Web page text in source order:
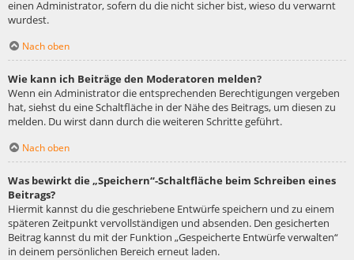
einen Administrator, sofern du die nicht sicher bist, wieso du verwarnt
wurdest.
Nach oben
Wie kann ich Beiträge den Moderatoren melden?
Wenn ein Administrator die entsprechenden Berechtigungen vergeben
hat, siehst du eine Schaltfläche in der Nähe des Beitrags, um diesen zu
melden. Du wirst dann durch die weiteren Schritte geführt.
Nach oben
Was bewirkt die „Speichern“-Schaltfläche beim Schreiben eines
Beitrags?
Hiermit kannst du die geschriebene Entwürfe speichern und zu einem
späteren Zeitpunkt vervollständigen und absenden. Den gesicherten
Beitrag kannst du mit der Funktion „Gespeicherte Entwürfe verwalten“
in deinem persönlichen Bereich erneut laden.